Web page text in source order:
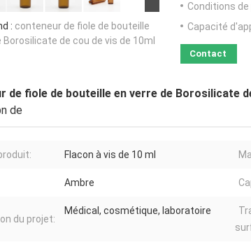
: conteneur de fiole de bouteille
Borosilicate de cou de vis de 10ml
Conditions
Capacité
Contact
de fiole de bouteille en verre de Borosilicate
de
Flacon à vis de 10 ml
Ambre
du projet:
Médical, cosmétique, laboratoire